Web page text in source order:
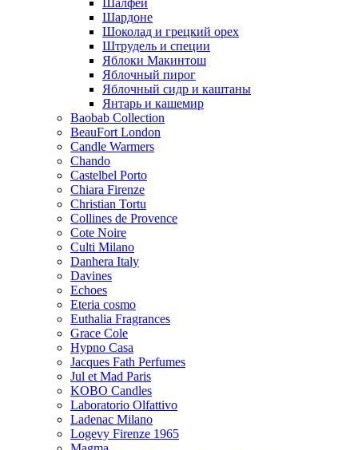
Шалфей
Шардоне
Шоколад и грецкий орех
Штрудель и специи
Яблоки Макинтош
Яблочный пирог
Яблочный сидр и каштаны
Янтарь и кашемир
Baobab Collection
BeauFort London
Candle Warmers
Chando
Castelbel Porto
Chiara Firenze
Christian Tortu
Collines de Provence
Cote Noire
Culti Milano
Danhera Italy
Davines
Echoes
Eteria cosmo
Euthalia Fragrances
Grace Cole
Hypno Casa
Jacques Fath Perfumes
Jul et Mad Paris
KOBO Candles
Laboratorio Olfattivo
Ladenac Milano
Logevy Firenze 1965